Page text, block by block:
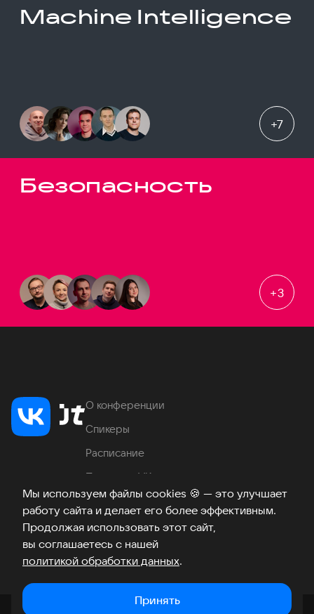
Мы используем файлы cookies 🍪 — это улучшает
работу сайта и делает его более эффективным.
Продолжая использовать этот сайт,
вы соглашаетесь с нашей
политикой обработки данных.
Принять
Machine Intelligence
+7
Безопасность
+3
О конференции
Спикеры
Расписание
Продукты VK
Место проведения
Часто задаваемые вопросы
ТелеграмВКонтакте
Хабр
Возникли вопросы? ©2026